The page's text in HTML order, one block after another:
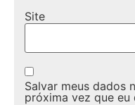
Site
Salvar meus dados
próxima vez que eu